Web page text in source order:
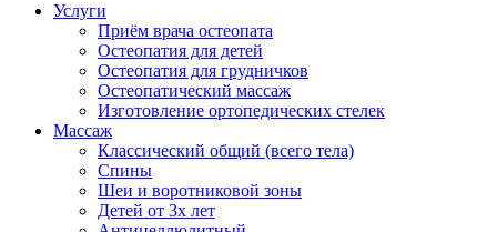
Услуги
Приём врача остеопата
Остеопатия для детей
Остеопатия для грудничков
Остеопатический массаж
Изготовление ортопедических стелек
Массаж
Классический общий (всего тела)
Спины
Шеи и воротниковой зоны
Детей от 3х лет